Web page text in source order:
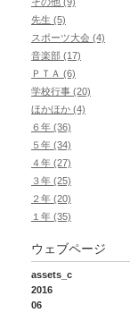
先生 (5)
スポーツ大会 (4)
音楽部 (17)
ＰＴＡ (6)
学校行事 (20)
ほかほか (4)
６年 (36)
５年 (34)
４年 (27)
３年 (25)
２年 (20)
１年 (35)
ウェブページ
assets_c
2016
06